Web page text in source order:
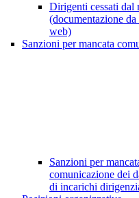
Dirigenti cessati dal
(documentazione
web)
Sanzioni per mancata
Sanzioni per
comunicazione dei
di incarichi